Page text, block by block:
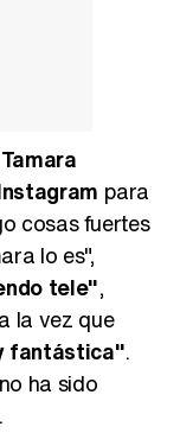
para
cosas fuertes
lo es",
tele",
la vez que
fantástica".
ha sido